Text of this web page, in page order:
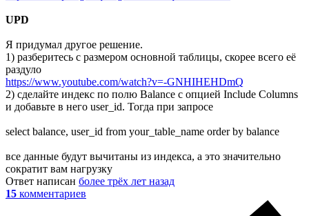
UPD
Я придумал другое решение.
1) разберитесь с размером основной таблицы, скорее всего её
раздуло
https://www.youtube.com/watch?v=-GNHIHEHDmQ
2) сделайте индекс по полю Balance с опцией Include Columns
и добавьте в него user_id. Тогда при запросе
select balance, user_id from your_table_name order by balance
все данные будут вычитаны из индекса, а это значительно
сократит вам нагрузку
Ответ написан более трёх лет назад
15 комментариев